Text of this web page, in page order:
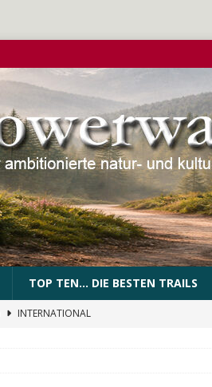
TOP TEN… DIE BESTEN TRAILS
INTERNATIONAL